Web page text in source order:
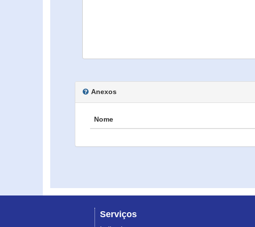
Anexos
Nome
Serviços